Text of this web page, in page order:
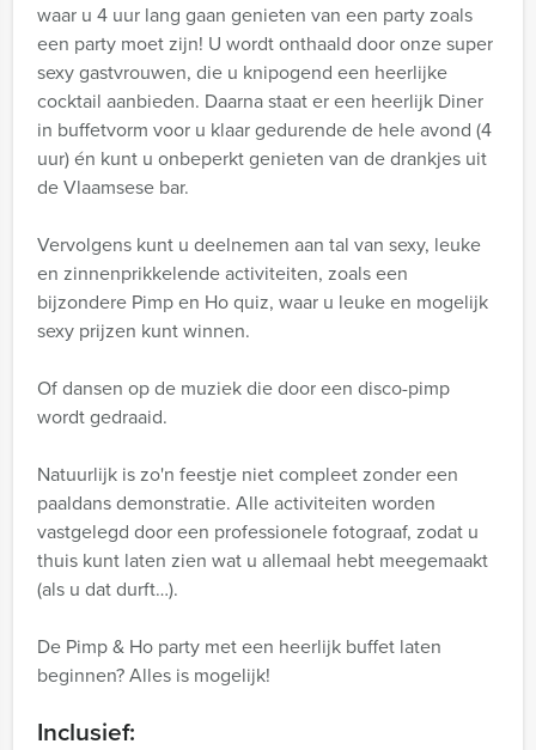
waar u 4 uur lang gaan genieten van een party zoals
een party moet zijn! U wordt onthaald door onze super
sexy gastvrouwen, die u knipogend een heerlijke
cocktail aanbieden. Daarna staat er een heerlijk Diner
in buffetvorm voor u klaar gedurende de hele avond (4
uur) én kunt u onbeperkt genieten van de drankjes uit
de Vlaamsese bar.
Vervolgens kunt u deelnemen aan tal van sexy, leuke
en zinnenprikkelende activiteiten, zoals een
bijzondere Pimp en Ho quiz, waar u leuke en mogelijk
sexy prijzen kunt winnen.
Of dansen op de muziek die door een disco-pimp
wordt gedraaid.
Natuurlijk is zo'n feestje niet compleet zonder een
paaldans demonstratie. Alle activiteiten worden
vastgelegd door een professionele fotograaf, zodat u
thuis kunt laten zien wat u allemaal hebt meegemaakt
(als u dat durft…).
De Pimp & Ho party met een heerlijk buffet laten
beginnen? Alles is mogelijk!
Inclusief: